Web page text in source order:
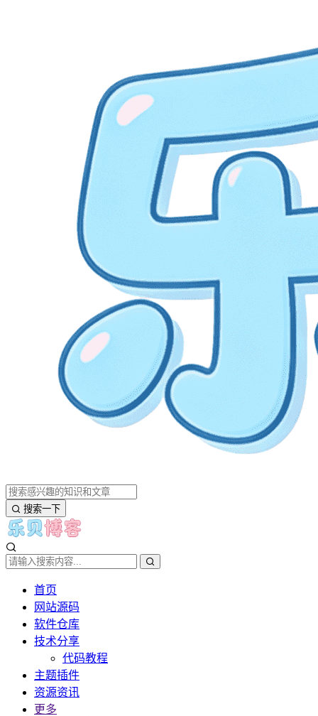
搜索一下
首页
网站源码
软件仓库
技术分享
代码教程
主题插件
资源资讯
更多